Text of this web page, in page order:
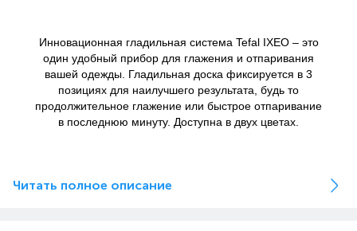
Инновационная гладильная система Tefal IXEO – это
один удобный прибор для глажения и отпаривания
вашей одежды. Гладильная доска фиксируется в 3
позициях для наилучшего результата, будь то
продолжительное глажение или быстрое отпаривание
в последнюю минуту. Доступна в двух цветах.
Читать полное описание